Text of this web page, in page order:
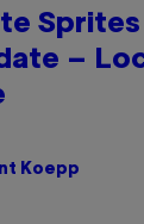
–
Koepp